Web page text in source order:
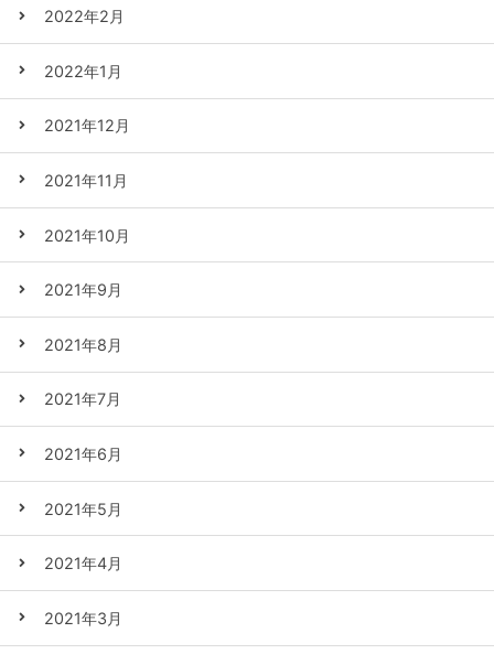
2022年2月
2022年1月
2021年12月
2021年11月
2021年10月
2021年9月
2021年8月
2021年7月
2021年6月
2021年5月
2021年4月
2021年3月